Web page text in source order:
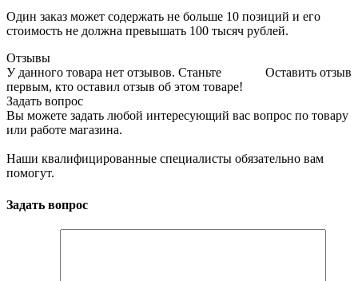
Один заказ может содержать не больше 10 позиций и его
стоимость не должна превышать 100 тысяч рублей.
Отзывы
Оставить отзыв
У данного товара нет отзывов. Станьте
первым, кто оставил отзыв об этом товаре!
Задать вопрос
Вы можете задать любой интересующий вас вопрос по товару
или работе магазина.
Наши квалифицированные специалисты обязательно вам
помогут.
Задать вопрос